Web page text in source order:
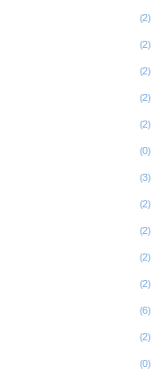
(2)
(2)
(2)
(2)
(2)
(0)
(3)
(2)
(2)
(2)
(2)
(6)
(2)
(0)